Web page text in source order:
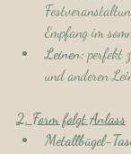
Empfang im
Leinen: perfekt
und anderen
2. Form folgt Anlass
Metallbügel-